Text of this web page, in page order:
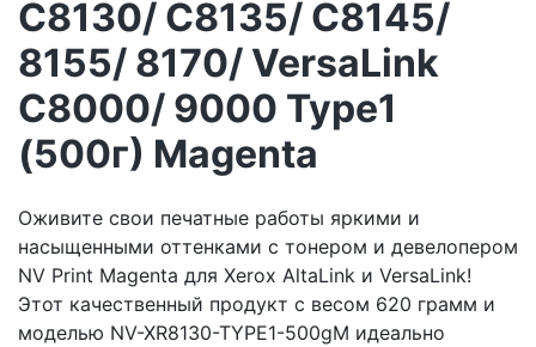
C8130/ C8135/ C8145/
8155/ 8170/ VersaLink
C8000/ 9000 Type1
(500г) Magenta
Оживите свои печатные работы яркими и
насыщенными оттенками с тонером и девелопером
NV Print Magenta для Xerox AltaLink и VersaLink!
Этот качественный продукт с весом 620 грамм и
моделью NV-XR8130-TYPE1-500gM идеально